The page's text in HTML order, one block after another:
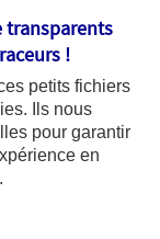
: - 4
75436
de
transparents
!
petits fichiers
. Ils nous
pour garantir
en